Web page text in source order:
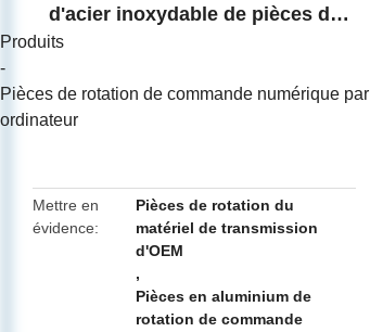
d'acier inoxydable de pièces de
Produits
-
Pièces de rotation de commande numérique par
ordinateur
Mettre en
évidence
Pièces de rotation du
matériel de transmission
d'OEM
,
Pièces en aluminium de
rotation de commande